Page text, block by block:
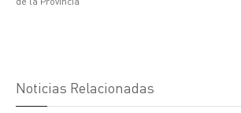
Noticias Relacionadas